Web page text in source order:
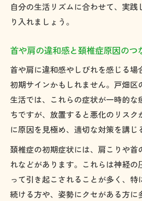
自分の生活リズムに合わせて、実
り入れましょう。
首や肩の違和感と頚椎症原因のつ
首や肩に違和感やしびれを感じる場
初期サインかもしれません。戸畑区
生活では、これらの症状が一時的な
ちですが、放置すると悪化のリスク
に原因を見極め、適切な対策を講じ
頚椎症の初期症状には、肩こりや首
れなどがあります。これらは神経の
って引き起こされることが多く、特
続ける方や、姿勢にクセがある方に